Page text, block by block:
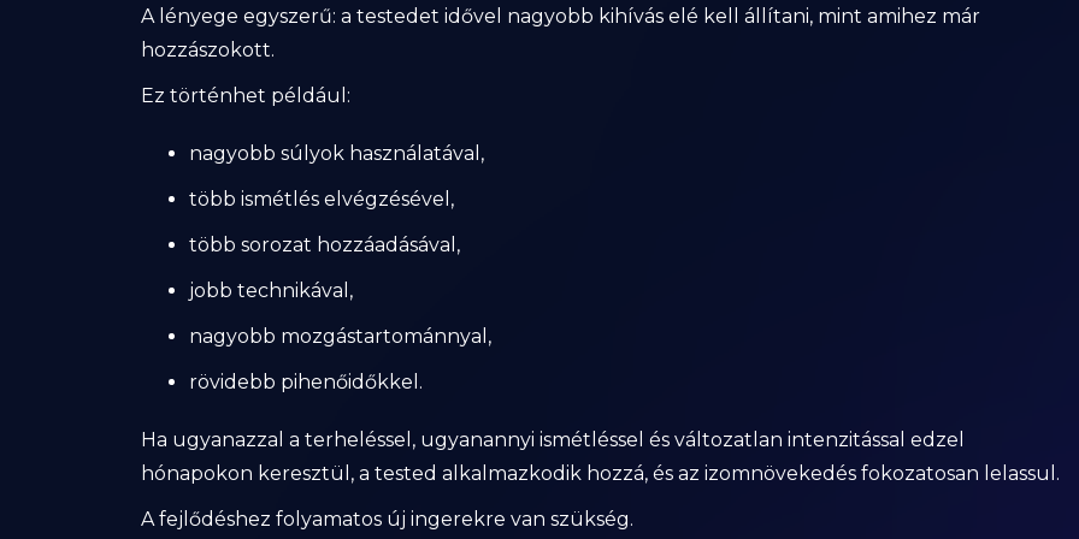
A lényege egyszerű: a testedet idővel nagyobb kihívás elé kell állítani, mint amihez már
hozzászokott.
Ez történhet például:
nagyobb súlyok használatával,
több ismétlés elvégzésével,
több sorozat hozzáadásával,
jobb technikával,
nagyobb mozgástartománnyal,
rövidebb pihenőidőkkel.
Ha ugyanazzal a terheléssel, ugyanannyi ismétléssel és változatlan intenzitással edzel
hónapokon keresztül, a tested alkalmazkodik hozzá, és az izomnövekedés fokozatosan lelassul.
A fejlődéshez folyamatos új ingerekre van szükség.